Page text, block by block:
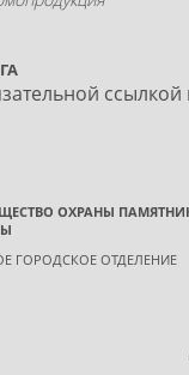
ОХРАНЫ
ГОРОДСКОЕ ОТДЕЛЕНИЕ